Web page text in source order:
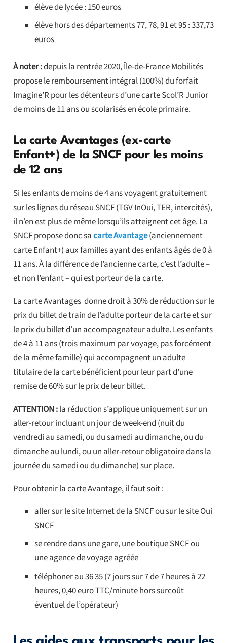
élève de lycée : 150 euros
élève hors des départements 77, 78, 91 et 95 : 337,73
euros
À noter :depuis la rentrée 2020, Île-de-France Mobilités
propose le remboursement intégral (100%) du forfait
Imagine’R pour les détenteurs d’une carte Scol’R Junior
de moins de 11 ans ou scolarisés en école primaire.
La carte Avantages (ex-carte
Enfant+) de la SNCF pour les moins
de 12 ans
Si les enfants de moins de 4 ans voyagent gratuitement
sur les lignes du réseau SNCF (TGV InOui, TER, intercités),
il n’en est plus de même lorsqu’ils atteignent cet âge. La
SNCF propose donc sacarte Avantage(anciennement
carte Enfant+) aux familles ayant des enfants âgés de 0 à
11 ans. À la différence de l’ancienne carte, c’est l’adulte –
et non l’enfant – qui est porteur de la carte.
La carte Avantages donne droit à 30% de réduction sur le
prix du billet de train de l’adulte porteur de la carte et sur
le prix du billet d’un accompagnateur adulte. Les enfants
de 4 à 11 ans (trois maximum par voyage, pas forcément
de la même famille) qui accompagnent un adulte
titulaire de la carte bénéficient pour leur part d’une
remise de 60% sur le prix de leur billet.
ATTENTION :la réduction s’applique uniquement sur un
aller-retour incluant un jour de week-end (nuit du
vendredi au samedi, ou du samedi au dimanche, ou du
dimanche au lundi, ou un aller-retour obligatoire dans la
journée du samedi ou du dimanche) sur place.
Pour obtenir la carte Avantage, il faut soit :
aller sur le site Internet de la SNCF ou sur le site Oui
SNCF
se rendre dans une gare, une boutique SNCF ou
une agence de voyage agréée
téléphoner au 36 35 (7 jours sur 7 de 7 heures à 22
heures, 0,40 euro TTC/minute hors surcoût
éventuel de l’opérateur)